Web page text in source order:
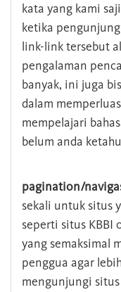
kata yang kami
ketika
link-link tersebut
pengalaman
banyak, ini juga
dalam
mempelajari
belum anda
pagination/
sekali untuk situs
seperti situs KBBI
yang semaksimal
penggua agar
mengunjungi